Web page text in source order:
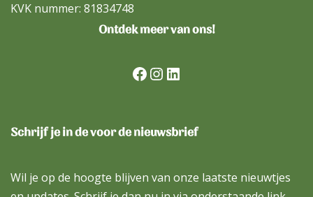
KVK nummer: 81834748
Ontdek meer van ons!
Schrijf je in de voor de nieuwsbrief
Wil je op de hoogte blijven van onze laatste nieuwtjes